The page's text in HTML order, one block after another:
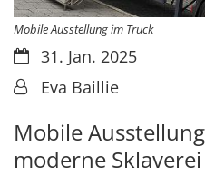
Mobile Ausstellung im Truck
Datum:31. Jan. 2025
Von:Eva Baillie
Mobile
moderne Sklaverei